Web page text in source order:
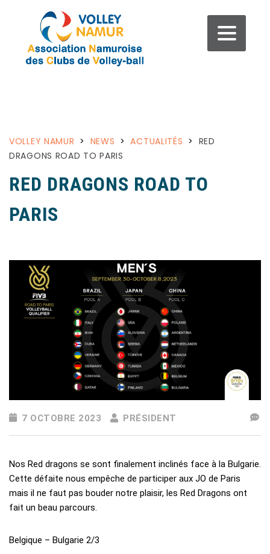
VOLLEY NAMUR > NEWS > ACTUALITÉS > RED
DRAGONS ROAD TO PARIS
RED DRAGONS ROAD TO
PARIS
7 OCTOBRE 2023 PRÉSIDENT
Nos Red dragons se sont finalement inclinés face à la Bulgarie.
Cette défaite nous empêche de participer aux JO de Paris
mais il ne faut pas bouder notre plaisir, les Red Dragons ont
fait un beau parcours.
Belgique – Bulgarie 2/3